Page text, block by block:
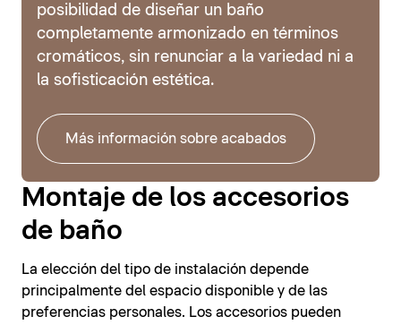
posibilidad de diseñar un baño
completamente armonizado en términos
cromáticos, sin renunciar a la variedad ni a
la sofisticación estética.
Más información sobre acabados
Montaje de los accesorios
de baño
La elección del tipo de instalación depende
principalmente del espacio disponible y de las
preferencias personales. Los accesorios pueden